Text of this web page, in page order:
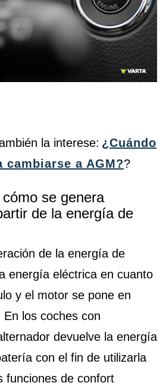
la interese: ¿Cuándo
cambiarse a AGM??
se genera
de la energía de
de la energía de
energía eléctrica en cuanto
y el motor se pone en
los coches con
devuelve la energía
con el fin de utilizarla
funciones de confort